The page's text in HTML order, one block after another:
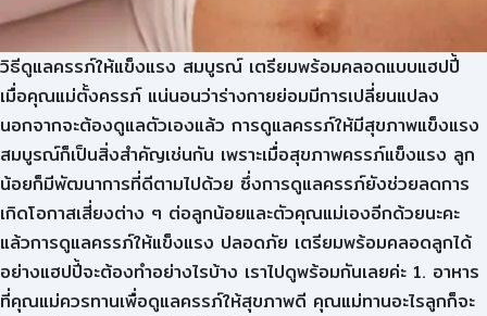
วิธีดูแลครรภ์ให้แข็งแรง สมบูรณ์ เตรียมพร้อมคลอดแบบแฮปปี้
เมื่อคุณแม่ตั้งครรภ์ แน่นอนว่าร่างกายย่อมมีการเปลี่ยนแปลง
นอกจากจะต้องดูแลตัวเองแล้ว การดูแลครรภ์ให้มีสุขภาพแข็งแรง
สมบูรณ์ก็เป็นสิ่งสำคัญเช่นกัน เพราะเมื่อสุขภาพครรภ์แข็งแรง ลูก
น้อยก็มีพัฒนาการที่ดีตามไปด้วย ซึ่งการดูแลครรภ์ยังช่วยลดการ
เกิดโอกาสเสี่ยงต่าง ๆ ต่อลูกน้อยและตัวคุณแม่เองอีกด้วยนะคะ
แล้วการดูแลครรภ์ให้แข็งแรง ปลอดภัย เตรียมพร้อมคลอดลูกได้
อย่างแฮปปี้จะต้องทำอย่างไรบ้าง เราไปดูพร้อมกันเลยค่ะ 1. อาหาร
ที่คุณแม่ควรทานเพื่อดูแลครรภ์ให้สุขภาพดี คุณแม่ทานอะไรลูกก็จะ